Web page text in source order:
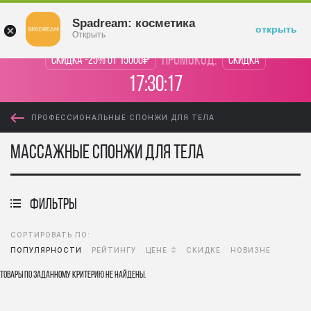
Скидка -25% от 15000₽ промокод: Скидка
17:30:16
ПРОФЕССИОНАЛЬНЫЕ СПОНЖИ ДЛЯ ТЕЛА
Массажные спонжи для тела
фильтры
СОРТИРОВАТЬ ПО:
ПОПУЛЯРНОСТИ
РЕЙТИНГУ ЦЕНЕ СКИДКЕ НОВИЗНЕ
Товары по заданному критерию не найдены.
Spadream: косметика
Открыть открыть